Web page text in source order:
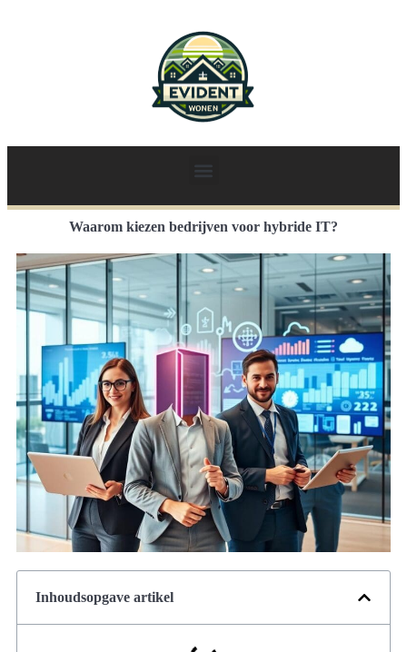
Waarom kiezen bedrijven voor hybride IT?
Inhoudsopgave artikel